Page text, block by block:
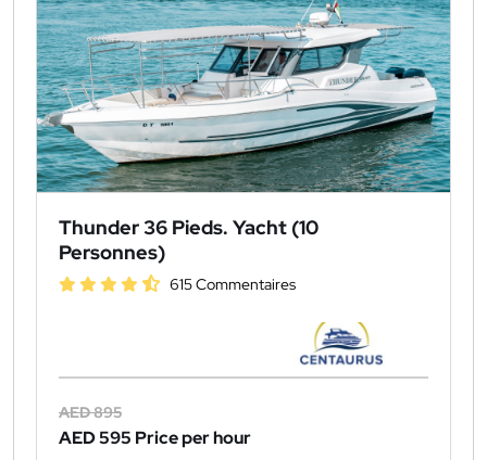
Thunder 36 Pieds. Yacht (10
Personnes)
615 Commentaires
AED 895
AED 595 Price per hour